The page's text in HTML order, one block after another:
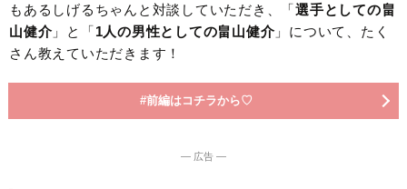
もあるしげるちゃんと対談していただき、「選手としての畠
山健介」と「1人の男性としての畠山健介」について、たく
さん教えていただきます！
#前編はコチラから♡
― 広告 ―